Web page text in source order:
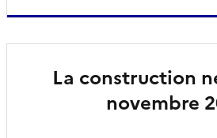
La construction
novembre